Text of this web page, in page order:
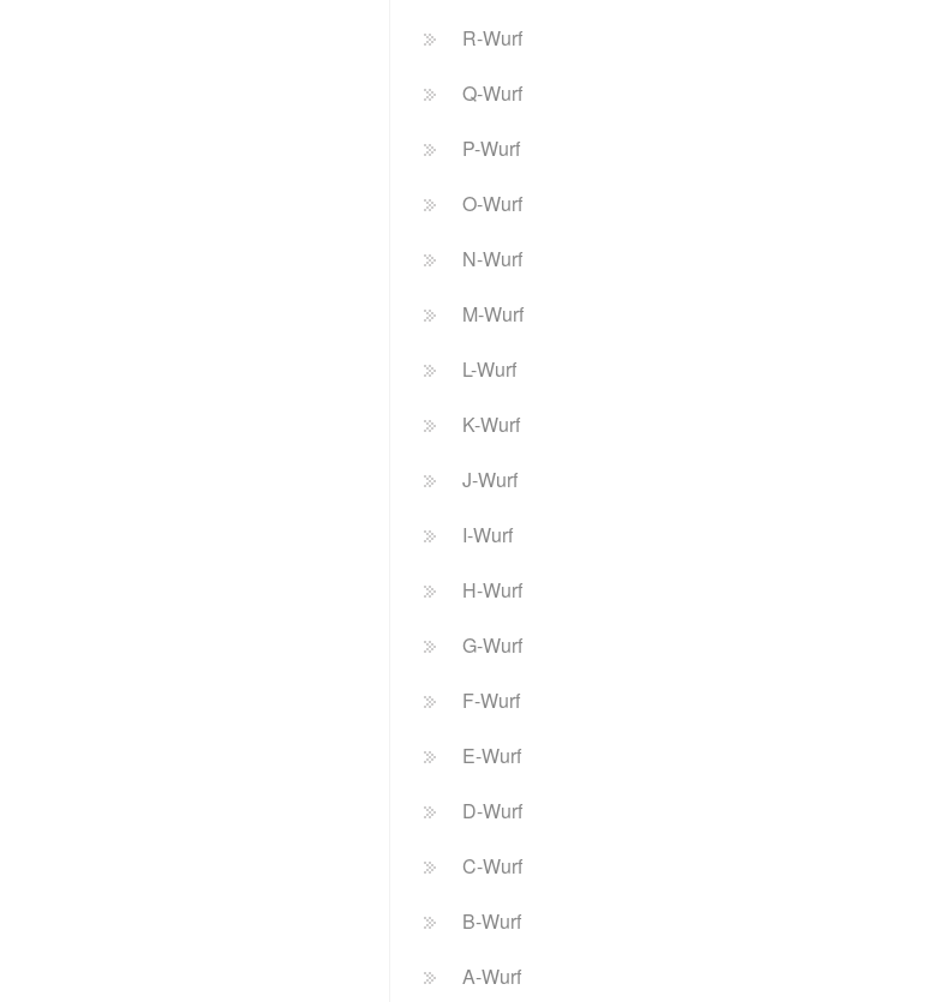
R-Wurf
Q-Wurf
P-Wurf
O-Wurf
N-Wurf
M-Wurf
L-Wurf
K-Wurf
J-Wurf
I-Wurf
H-Wurf
G-Wurf
F-Wurf
E-Wurf
D-Wurf
C-Wurf
B-Wurf
A-Wurf